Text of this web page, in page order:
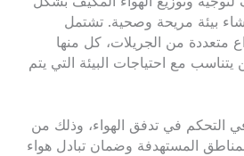
بيئة مريحة وصحية. تشتمل
متعددة من الجريلات، كل منها
مع احتياجات البيئة التي يتم
التحكم في تدفق الهواء، وذلك من
المستهدفة وضمان تبادل هواء